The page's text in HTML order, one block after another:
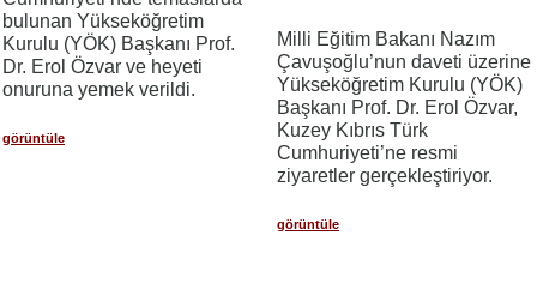
bulunan Yükseköğretim
Kurulu (YÖK) Başkanı Prof.
Dr. Erol Özvar ve heyeti
onuruna yemek verildi.
görüntüle
Milli Eğitim Bakanı Nazım
Çavuşoğlu’nun daveti üzerine
Yükseköğretim Kurulu (YÖK)
Başkanı Prof. Dr. Erol Özvar,
Kuzey Kıbrıs Türk
Cumhuriyeti’ne resmi
ziyaretler gerçekleştiriyor.
görüntüle